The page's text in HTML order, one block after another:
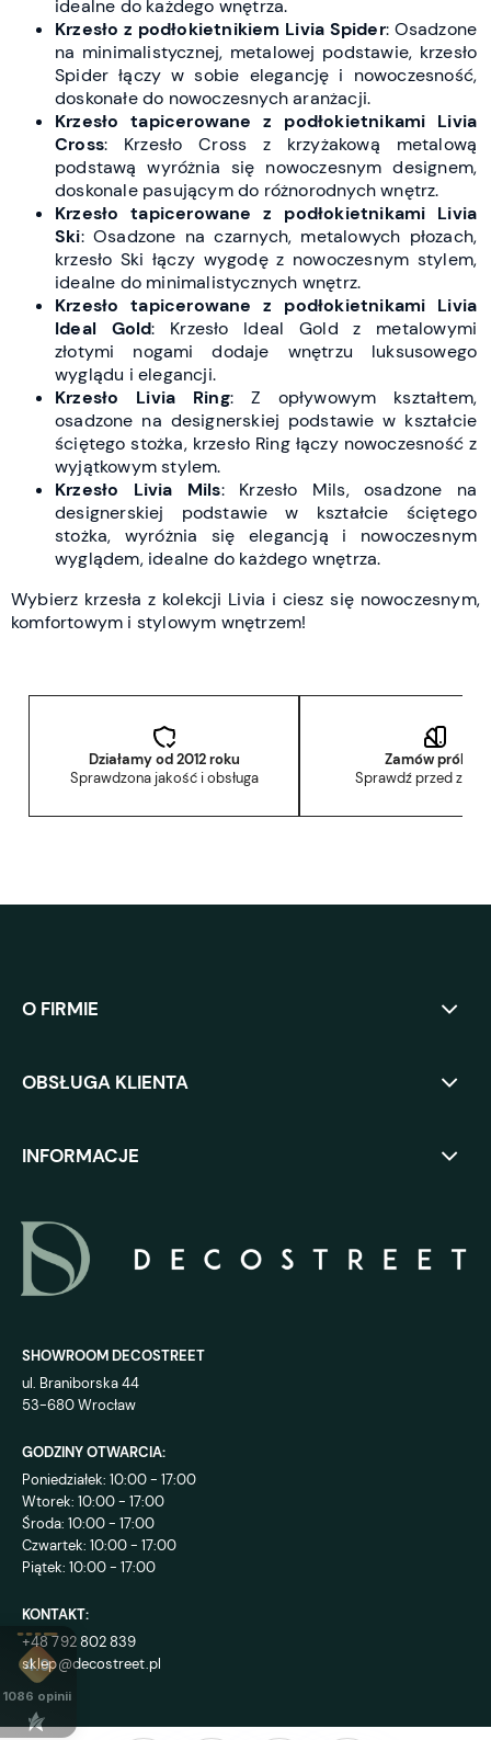
idealne do każdego wnętrza.
Krzesło z podłokietnikiem Livia Spider: Osadzone
na minimalistycznej, metalowej podstawie, krzesło
Spider łączy w sobie elegancję i nowoczesność,
doskonałe do nowoczesnych aranżacji.
Krzesło tapicerowane z podłokietnikami Livia
Cross: Krzesło Cross z krzyżakową metalową
podstawą wyróżnia się nowoczesnym designem,
doskonale pasującym do różnorodnych wnętrz.
Krzesło tapicerowane z podłokietnikami Livia
Ski: Osadzone na czarnych, metalowych płozach,
krzesło Ski łączy wygodę z nowoczesnym stylem,
idealne do minimalistycznych wnętrz.
Krzesło tapicerowane z podłokietnikami Livia
Ideal Gold: Krzesło Ideal Gold z metalowymi
złotymi nogami dodaje wnętrzu luksusowego
wyglądu i elegancji.
Krzesło Livia Ring: Z opływowym kształtem,
osadzone na designerskiej podstawie w kształcie
ściętego stożka, krzesło Ring łączy nowoczesność z
wyjątkowym stylem.
Krzesło Livia Mils: Krzesło Mils, osadzone na
designerskiej podstawie w kształcie ściętego
stożka, wyróżnia się elegancją i nowoczesnym
wyglądem, idealne do każdego wnętrza.
Wybierz krzesła z kolekcji Livia i ciesz się nowoczesnym,
komfortowym i stylowym wnętrzem!
Działamy od 2012 roku
Sprawdzona jakość i obsługa
Zamów próbkę
Sprawdź przed
O FIRMIE
OBSŁUGA KLIENTA
INFORMACJE
SHOWROOM DECOSTREET
ul. Braniborska 44
53-680 Wrocław
GODZINY OTWARCIA:
Poniedziałek: 10:00 - 17:00
Wtorek: 10:00 - 17:00
Środa: 10:00 - 17:00
Czwartek: 10:00 - 17:00
Piątek: 10:00 - 17:00
KONTAKT:
+48 792 802 839
sklep@decostreet.pl
4.9
1086 opinii